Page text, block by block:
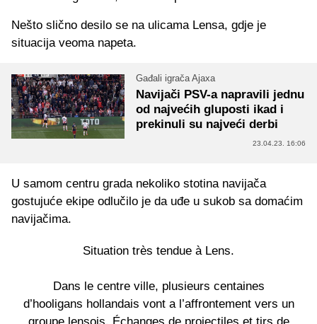
Nešto slično desilo se na ulicama Lensa, gdje je
situacija veoma napeta.
Gađali igrača Ajaxa
Navijači PSV-a napravili jednu
od najvećih gluposti ikad i
prekinuli su najveći derbi
23.04.23. 16:06
U samom centru grada nekoliko stotina navijača
gostujuće ekipe odlučilo je da uđe u sukob sa domaćim
navijačima.
Situation très tendue à Lens.
Dans le centre ville, plusieurs centaines
d’hooligans hollandais vont a l’affrontement vers un